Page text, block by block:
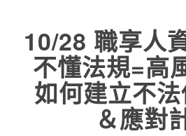
10/28 職享人
不懂法規=高
如何建立不
＆應對